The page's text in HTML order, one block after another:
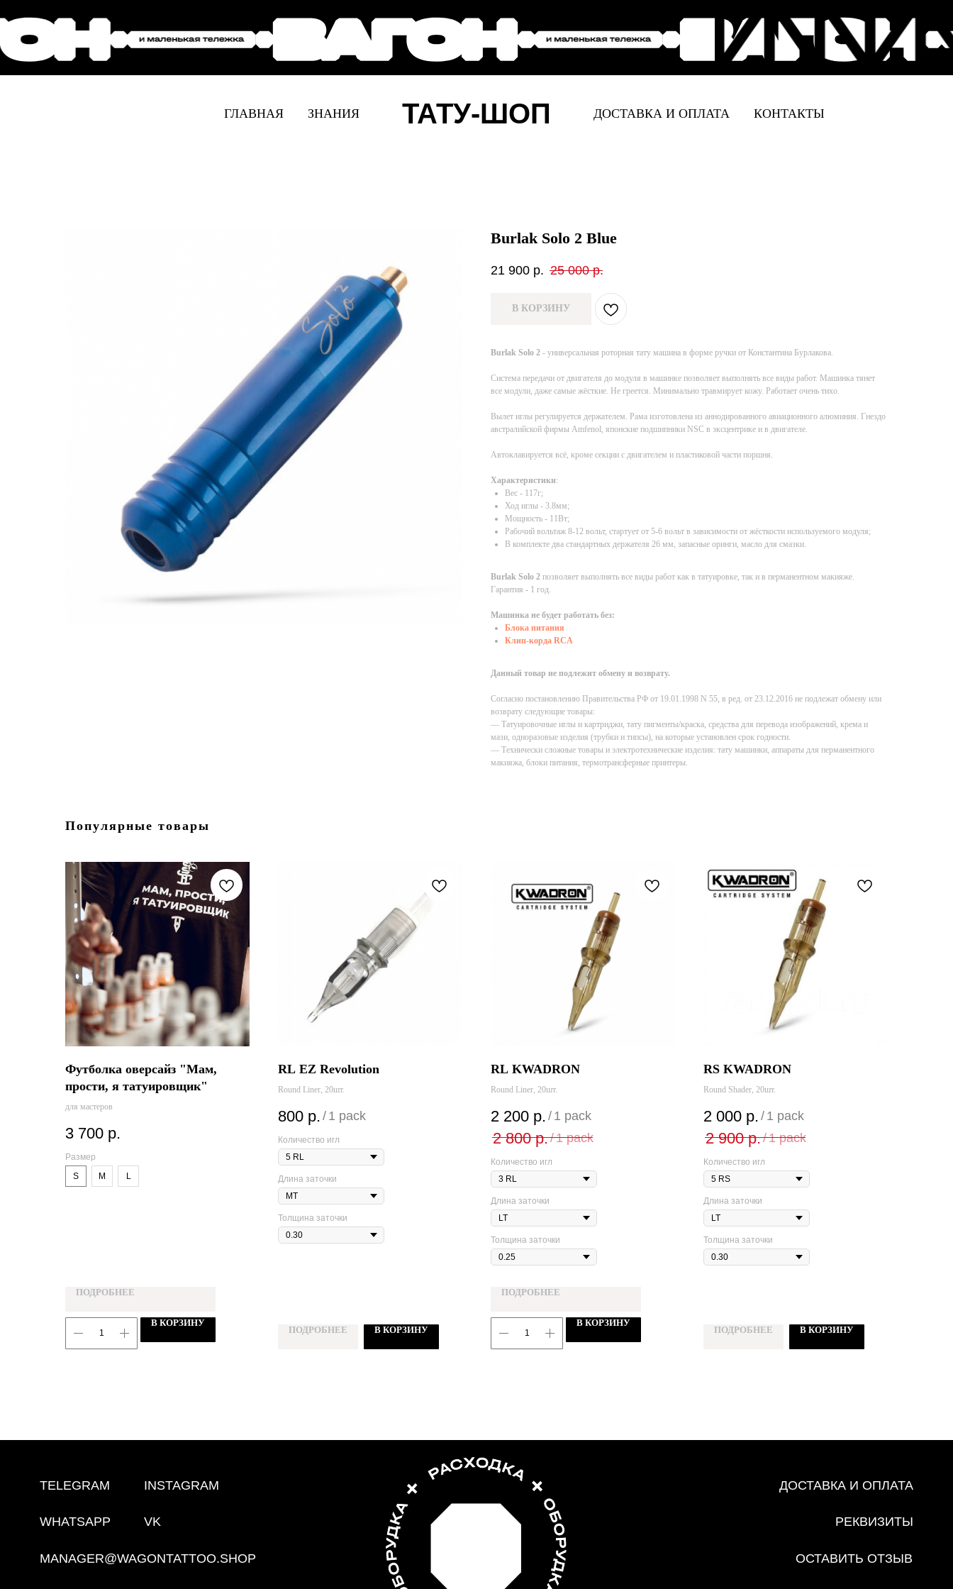
ТАТУ-ШОП
ГЛАВНАЯ ЗНАНИЯ ДОСТАВКА И ОПЛАТА КОНТАКТЫ
Burlak Solo 2 Blue
21 900 р. 25 000 р.
В КОРЗИНУ
Burlak Solo 2 - универсальная роторная тату машина в форме ручки от Константина Бурлакова.
Система передачи от двигателя до модуля в машинке позволяет выполнять все виды работ. Машинка тянет
все модули, даже самые жёсткие. Не греется. Минимально травмирует кожу. Работает очень тихо.
Вылет иглы регулируется держателем. Рама изготовлена из аннодированного авиационного алюминия. Гнездо
австралийской фирмы Amfenol, японские подшипники NSC в эксцентрике и в двигателе.
Автоклавируется всё, кроме секции с двигателем и пластиковой части поршня.
Характеристики:
Вес - 117г;
Ход иглы - 3.8мм;
Мощность - 11Вт;
Рабочий вольтаж 8-12 вольт, стартует от 5-6 вольт в зависимости от жёсткости используемого модуля;
В комплекте два стандартных держателя 26 мм, запасные оринги, масло для смазки.
Burlak Solo 2 позволяет выполнять все виды работ как в татуировке, так и в перманентном макияже.
Гарантия - 1 год.
Машинка не будет работать без:
Блока питания
Клип-корда RCA
Данный товар не подлежит обмену и возврату.
Согласно постановлению Правительства РФ от 19.01.1998 N 55, в ред. от 23.12.2016 не подлежат обмену или
возврату следующие товары:
— Татуировочные иглы и картриджи, тату пигменты/краска, средства для перевода изображений, крема и
мази, одноразовые изделия (трубки и типсы), на которые установлен срок годности.
— Технически сложные товары и электротехнические изделия: тату машинки, аппараты для перманентного
макияжа, блоки питания, термотрансферные принтеры.
Популярные товары
Футболка оверсайз "Мам,
прости, я татуировщик"
для мастеров
3 700 р.
Размер
S
M L
ПОДРОБНЕЕ
В КОРЗИНУ
RL EZ Revolution
Round Liner, 20шт.
800 р. / 1 pack
Количество игл
Длина заточки
Толщина заточки
ПОДРОБНЕЕ В КОРЗИНУ
RL KWADRON
Round Liner, 20шт.
2 200 р. / 1 pack
2 800 р./1 pack
Количество игл
Длина заточки
Толщина заточки
ПОДРОБНЕЕ
В КОРЗИНУ
RS KWADRON
Round Shader, 20шт.
2 000 р. / 1 pack
2 900 р./1 pack
Количество игл
Длина заточки
Толщина заточки
ПОДРОБНЕЕ В КОРЗИНУ
INSTAGRAM ДОСТАВКА И ОПЛАТА